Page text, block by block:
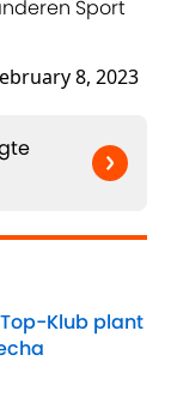
Sport
8, 2023
Klub plant